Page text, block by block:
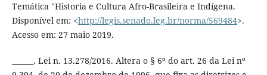
Temática "Historia e Cultura Afro-Brasileira e Indígena.
Disponível em: <http://legis.senado.leg.br/norma/569484>.
Acesso em: 27 maio 2019.
______. Lei n. 13.278/2016. Altera o § 6º do art. 26 da Lei nº